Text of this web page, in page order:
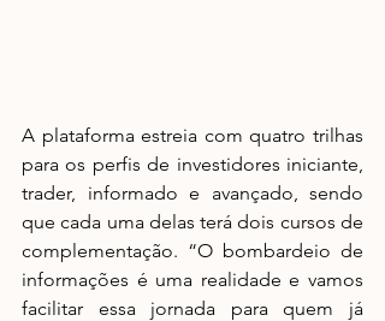
A plataforma estreia com quatro trilhas
para os perfis de investidores iniciante,
trader, informado e avançado, sendo
que cada uma delas terá dois cursos de
complementação. “O bombardeio de
informações é uma realidade e vamos
facilitar essa jornada para quem já